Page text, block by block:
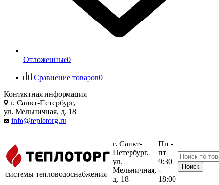
Отложенные0
Сравнение товаров0
Контактная информация
г. Санкт-Петербург,
ул. Мельничная, д. 18
info@teplotorg.ru
системы тепловодоснабжения
г. Санкт-
Петербург,
ул.
Мельничная,
д. 18
Пн -
пт
9:30
-
18:00